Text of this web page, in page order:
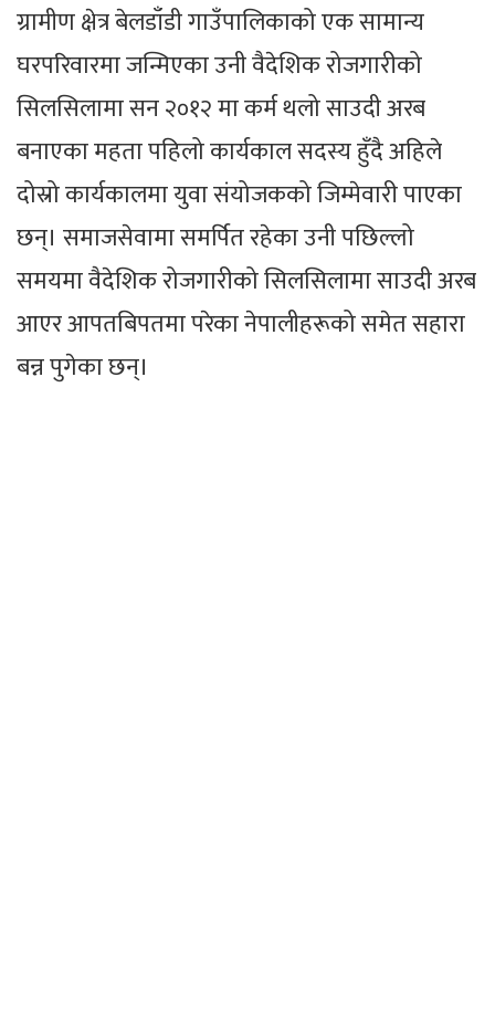
ग्रामीण क्षेत्र बेलडाँडी गाउँपालिकाको एक सामान्य
घरपरिवारमा जन्मिएका उनी वैदेशिक रोजगारीको
सिलसिलामा सन २०१२ मा कर्म थलो साउदी अरब
बनाएका महता पहिलो कार्यकाल सदस्य हुँदै अहिले
दोस्रो कार्यकालमा युवा संयोजकको जिम्मेवारी पाएका
छन्। समाजसेवामा समर्पित रहेका उनी पछिल्लो
समयमा वैदेशिक रोजगारीको सिलसिलामा साउदी अरब
आएर आपतबिपतमा परेका नेपालीहरूको समेत सहारा
बन्न पुगेका छन्।